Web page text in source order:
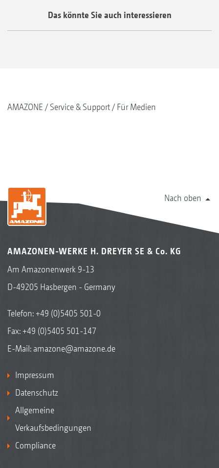
Das könnte Sie auch interessieren
AMAZONE Service & Support Für Medien
Nach oben
AMAZONEN-WERKE H. DREYER SE & Co. KG
Am Amazonenwerk 9-13
D-49205 Hasbergen - Germany
Telefon:+49 (0)5405 501-0
Fax: +49 (0)5405 501-147
E-Mail: amazone@amazone.de
Impressum
Datenschutz
Allgemeine
Verkaufsbedingungen
Compliance